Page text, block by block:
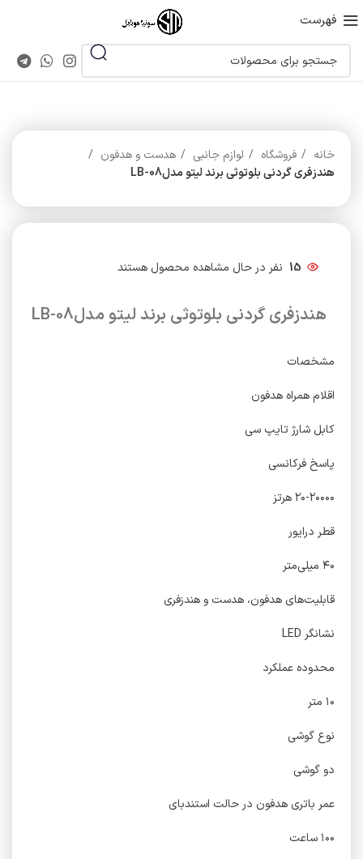
فهرست
خانه فروشگاه لوازم جانبی
هدست و هدفون
هندزفری گردنی بلوتوثی برند لیتو مدلLB-08
15 نفر در حال مشاهده محصول هستند
هندزفری گردنی بلوتوثی برند لیتو مدلLB-08
مشخصات
اقلام همراه هدفون
کابل شارژ تایپ سی
پاسخ فرکانسی
۲۰-۲۰۰۰۰ هرتز
قطر درایور
۴۰ میلی‌متر
قابلیت‌های هدفون، هدست و هندزفری
نشانگر LED
محدوده عملکرد
۱۰ متر
نوع گوشی
دو گوشی
عمر باتری هدفون در حالت استندبای
۱۰۰ ساعت